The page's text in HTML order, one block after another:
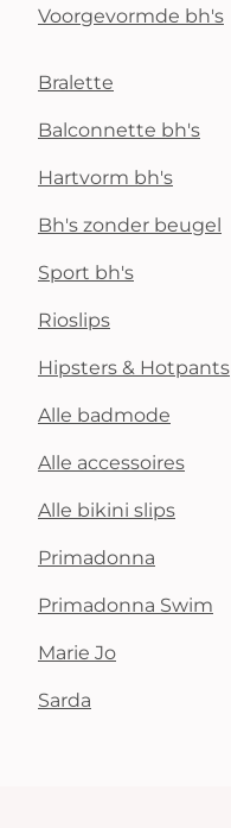
Voorgevormde bh's
Bralette
Balconnette bh's
Hartvorm bh's
Bh's zonder beugel
Sport bh's
Rioslips
Hipsters & Hotpants
Alle badmode
Alle accessoires
Alle bikini slips
Primadonna
Primadonna Swim
Marie Jo
Sarda